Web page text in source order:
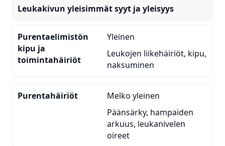
Leukakivun yleisimmät syyt ja yleisyys
Purentaelimistön
kipu ja
toimintahäiriöt
Yleinen
Leukojen liikehäiriöt, kipu,
naksuminen
Purentahäiriöt
Melko yleinen
Päänsärky, hampaiden
arkuus, leukanivelen
oireet